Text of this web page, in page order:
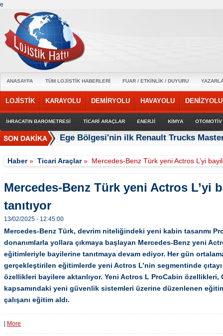
e
ANASAYFA TÜM LOJİSTİK HABERLERİ FUAR / ETKİNLİK / DUYURU
LOJİSTİK KARAYOLU DEMİRYOLU HAVAYOLU DENİZYOLU
İHRACATIN BAROMETRESİ TİCARİ ARAÇLAR ENERJİ KİMYA OTOMOTİV
Ege Bölgesi'nin ilk Renault Trucks
Haber»Ticari Araçlar» Mercedes-Benz Türk yeni Actros L’yi
Mercedes-Benz Türk yeni Actros L’yi
tanıtıyor
13/02/2025 - 12:45:00
Mercedes-Benz Türk, devrim niteliğindeki yeni kabin tasarımı
donanımlarla yollara çıkmaya başlayan Mercedes-Benz yeni
eğitimleriyle bayilerine tanıtmaya devam ediyor. Her gün ortalama
gerçekleştirilen eğitimlerde yeni Actros L’nin segmentinde
özellikleri bayilere aktarılıyor. Yeni Actros L ProCabin
kapsamındaki yeni güvenlik sistemleri üzerine düzenlenen
çalışanı eğitim aldı.
More